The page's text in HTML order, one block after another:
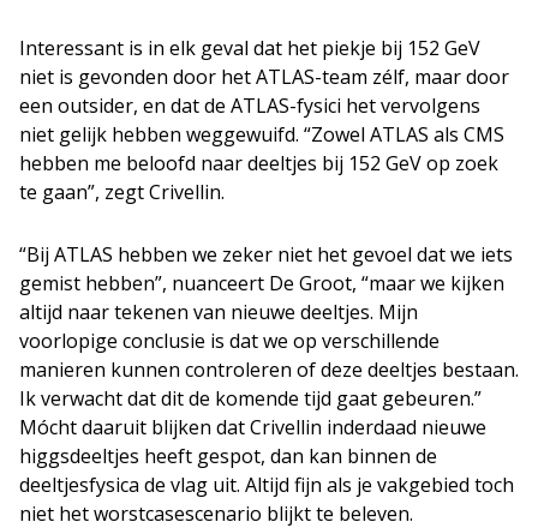
Interessant is in elk geval dat het piekje bij 152 GeV
niet is gevonden door het ATLAS-team zélf, maar door
een outsider, en dat de ATLAS-fysici het vervolgens
niet gelijk hebben weggewuifd. “Zowel ATLAS als CMS
hebben me beloofd naar deeltjes bij 152 GeV op zoek
te gaan”, zegt Crivellin.
“Bij ATLAS hebben we zeker niet het gevoel dat we iets
gemist hebben”, nuanceert De Groot, “maar we kijken
altijd naar tekenen van nieuwe deeltjes. Mijn
voorlopige conclusie is dat we op verschillende
manieren kunnen controleren of deze deeltjes bestaan.
Ik verwacht dat dit de komende tijd gaat gebeuren.”
Mócht daaruit blijken dat Crivellin inderdaad nieuwe
higgsdeeltjes heeft gespot, dan kan binnen de
deeltjesfysica de vlag uit. Altijd fijn als je vakgebied toch
niet het worstcasescenario blijkt te beleven.